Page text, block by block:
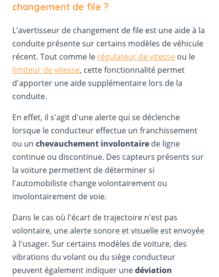
changement de file ?
L'avertisseur de changement de file est une aide à la
conduite présente sur certains modèles de véhicule
récent. Tout comme le régulateur de vitesseou le
limiteur de vitesse, cette fonctionnalité permet
d'apporter une aide supplémentaire lors de la
conduite.
En effet, il s'agit d'une alerte qui se déclenche
lorsque le conducteur effectue un franchissement
ou un chevauchement involontairede ligne
continue ou discontinue. Des capteurs présents sur
la voiture permettent de déterminer si
l'automobiliste change volontairement ou
involontairement de voie.
Dans le cas où l'écart de trajectoire n'est pas
volontaire, une alerte sonore et visuelle est envoyée
à l'usager. Sur certains modèles de voiture, des
vibrations du volant ou du siège conducteur
peuvent également indiquer unedéviation